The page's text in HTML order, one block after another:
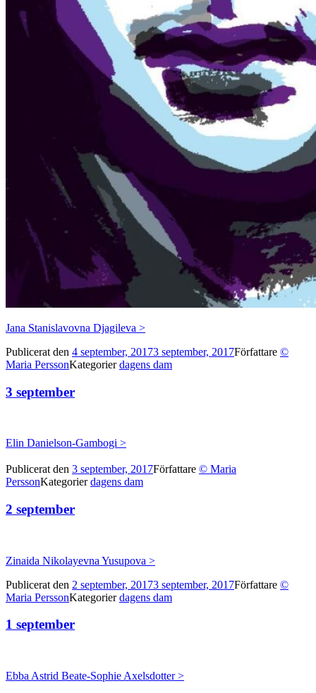
Jana Stanislavovna Djagileva >
Publicerat den 4 september, 20173 september, 2017Författare ©
Maria PerssonKategorier dagens dam
3 september
Elin Danielson-Gambogi >
Publicerat den 3 september, 2017Författare © Maria
PerssonKategorier dagens dam
2 september
Zinaida Nikolayevna Yusupova >
Publicerat den 2 september, 20173 september, 2017Författare ©
Maria PerssonKategorier dagens dam
1 september
Ebba Astrid Beate-Sophie Axelsdotter >